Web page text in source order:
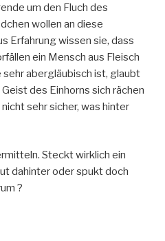
um den Fluch des
wollen an diese
Erfahrung wissen sie, dass
ein Mensch aus Fleisch
abergläubisch ist, glaubt
des Einhorns sich rächen
sehr sicher, was hinter
Steckt wirklich ein
dahinter oder spukt doch
?